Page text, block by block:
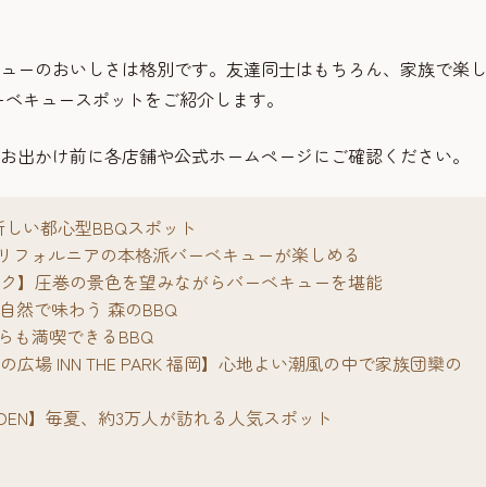
ーのおいしさは格別です。友達同士はもちろん、家族で楽し
キュースポットをご紹介します。
かけ前に各店舗や公式ホームページにご確認ください。
しい都心型BBQスポット
フォルニアの本格派バーベキューが楽しめる
】圧巻の景色を望みながらバーベキューを堪能
自然で味わう 森のBBQ
も満喫できるBBQ
広場 INN THE PARK 福岡】心地よい潮風の中で家族団欒の
】毎夏、約3万人が訪れる人気スポット